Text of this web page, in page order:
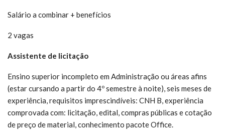
Salário a combinar + benefícios
2 vagas
Assistente de licitação
Ensino superior incompleto em Administração ou áreas afins
(estar cursando a partir do 4º semestre à noite), seis meses de
experiência, requisitos imprescindíveis: CNH B, experiência
comprovada com: licitação, edital, compras públicas e cotação
de preço de material, conhecimento pacote Office.